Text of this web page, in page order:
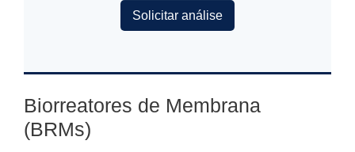
Solicitar análise
Biorreatores de Membrana
(BRMs)